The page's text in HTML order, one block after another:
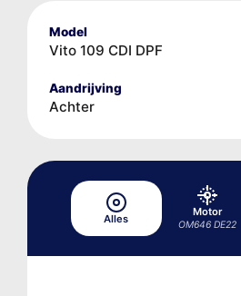
Model
Vito 109 CDI DPF
Aandrijving
Achter
Alles
Motor
OM646 DE22